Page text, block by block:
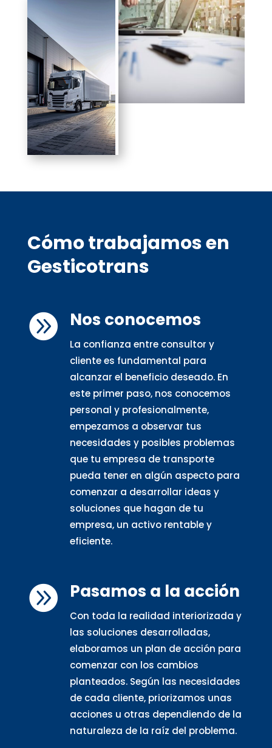
Cómo trabajamos en
Gesticotrans
 Nos conocemos
La confianza entre consultor y
cliente es fundamental para
alcanzar el beneficio deseado. En
este primer paso, nos conocemos
personal y profesionalmente,
empezamos a observar tus
necesidades y posibles problemas
que tu empresa de transporte
pueda tener en algún aspecto para
comenzar a desarrollar ideas y
soluciones que hagan de tu
empresa, un activo rentable y
eficiente.
 Pasamos a la acción
Con toda la realidad interiorizada y
las soluciones desarrolladas,
elaboramos un plan de acción para
comenzar con los cambios
planteados. Según las necesidades
de cada cliente, priorizamos unas
acciones u otras dependiendo de la
naturaleza de la raíz del problema.